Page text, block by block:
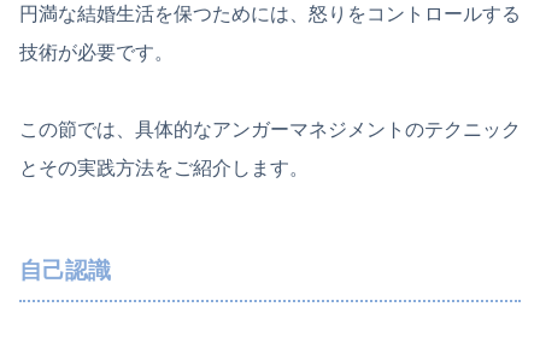
円満な結婚生活を保つためには、怒りをコントロールする
技術が必要です。
この節では、具体的なアンガーマネジメントのテクニック
とその実践方法をご紹介します。
自己認識